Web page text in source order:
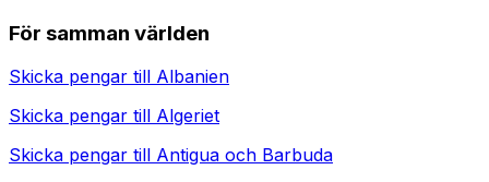
För samman världen
Skicka pengar till Albanien
Skicka pengar till Algeriet
Skicka pengar till Antigua och Barbuda